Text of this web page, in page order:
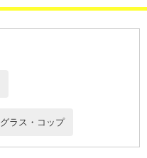
グラス・コップ